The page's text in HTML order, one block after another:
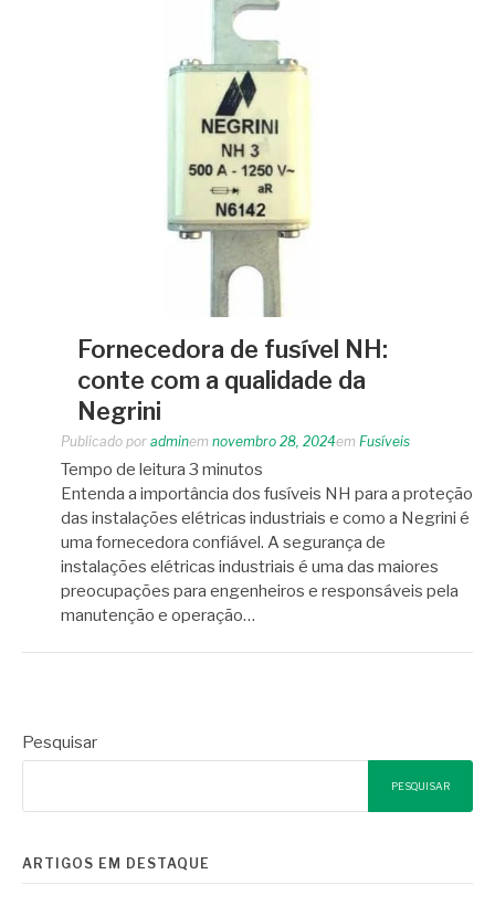
Fornecedora de fusível NH:
conte com a qualidade da
Negrini
Publicado por adminem novembro 28, 2024em Fusíveis
Tempo de leitura 3 minutos
Entenda a importância dos fusíveis NH para a proteção
das instalações elétricas industriais e como a Negrini é
uma fornecedora confiável. A segurança de
instalações elétricas industriais é uma das maiores
preocupações para engenheiros e responsáveis pela
manutenção e operação…
Pesquisar
PESQUISAR
ARTIGOS EM DESTAQUE